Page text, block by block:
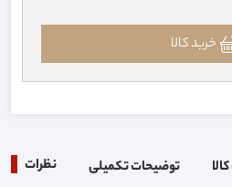
خرید کالا
توضیحات تکمیلی نظرات